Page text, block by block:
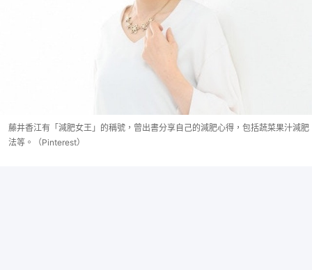
藤井香江有「減肥女王」的稱號，曾出書分享自己的減肥心得，包括蔬菜果汁減肥
法等。（Pinterest）